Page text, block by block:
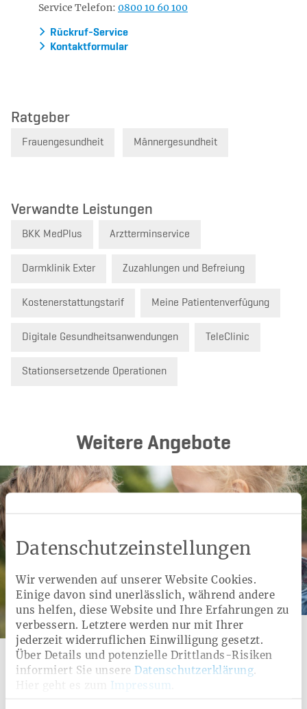
Datenschutzeinstellungen
Wir verwenden auf unserer Website Cookies.
Einige davon sind unerlässlich, während andere
uns helfen, diese Website und Ihre Erfahrungen zu
verbessern. Letztere werden nur mit Ihrer
jederzeit widerruflichen Einwilligung gesetzt.
Über Details und potenzielle Drittlands-Risiken
informiert Sie unsere Datenschutzerklärung.
Impressum
Service Telefon: 0800 10 60 100
Rückruf-Service
Kontaktformular
Ratgeber
Frauengesundheit Männergesundheit
Verwandte Leistungen
BKK MedPlus Arztterminservice
Darmklinik Exter Zuzahlungen und Befreiung
Kostenerstattungstarif Meine Patientenverfügung
Digitale Gesundheitsanwendungen TeleClinic
Stationsersetzende Operationen
Weitere Angebote
Kategorie:
Zusatzleistung
Gesundheitskonto
Mit unserem Gesundheitskonto wählen Sie aus sechs
verschiedenen Leistungsbereichen die für Sie individuell